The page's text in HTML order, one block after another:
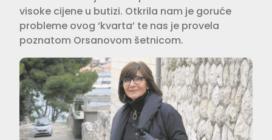
visoke cijene u butizi. Otkrila nam je goruće
probleme ovog ‘kvarta’ te nas je provela
poznatom Orsanovom šetnicom.